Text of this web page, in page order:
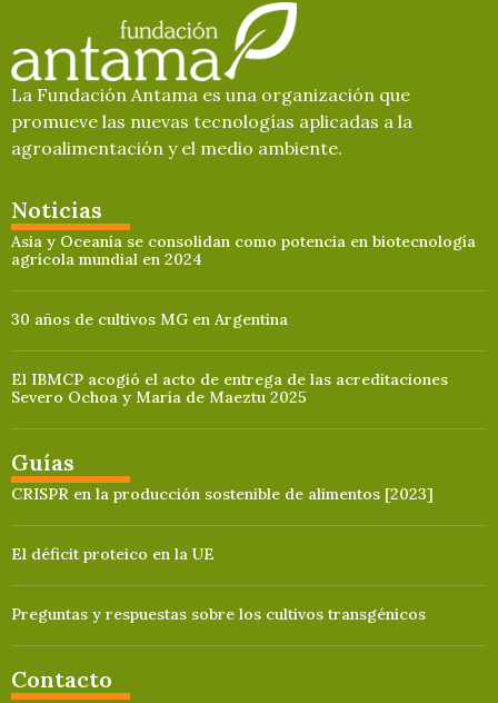
La Fundación Antama es una organización que
promueve las nuevas tecnologías aplicadas a la
agroalimentación y el medio ambiente.
Noticias
Asia y Oceanía se consolidan como potencia en biotecnología
agrícola mundial en 2024
30 años de cultivos MG en Argentina
El IBMCP acogió el acto de entrega de las acreditaciones
Severo Ochoa y María de Maeztu 2025
Guías
CRISPR en la producción sostenible de alimentos [2023]
El déficit proteico en la UE
Preguntas y respuestas sobre los cultivos transgénicos
Contacto